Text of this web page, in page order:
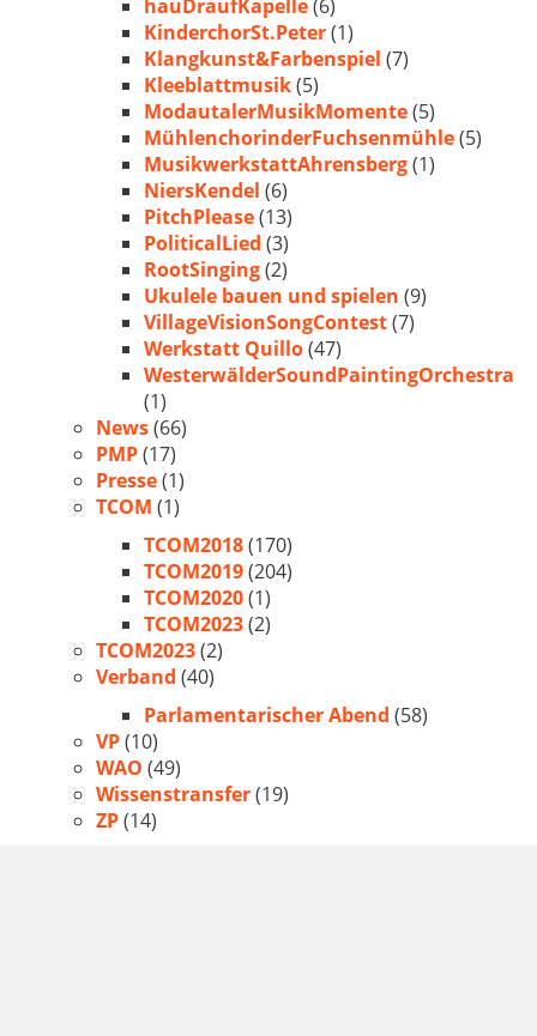
hauDraufKapelle(6)
KinderchorSt.Peter(1)
Klangkunst&Farbenspiel (7)
Kleeblattmusik(5)
ModautalerMusikMomente(5)
MühlenchorinderFuchsenmühle(5)
MusikwerkstattAhrensberg(1)
NiersKendel (6)
PitchPlease(13)
PoliticalLied (3)
RootSinging(2)
Ukulele bauen und spielen (9)
VillageVisionSongContest(7)
Werkstatt Quillo(47)
WesterwälderSoundPaintingOrchestra
(1)
News(66)
PMP(17)
Presse(1)
TCOM (1)
TCOM2018(170)
TCOM2019(204)
TCOM2020(1)
TCOM2023(2)
TCOM2023(2)
Verband (40)
Parlamentarischer Abend (58)
VP(10)
WAO (49)
Wissenstransfer(19)
ZP(14)